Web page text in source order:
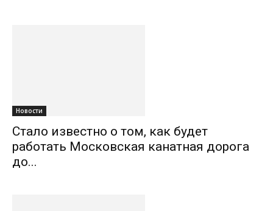
Новости
Стало известно о том, как будет
работать Московская канатная дорога
до...